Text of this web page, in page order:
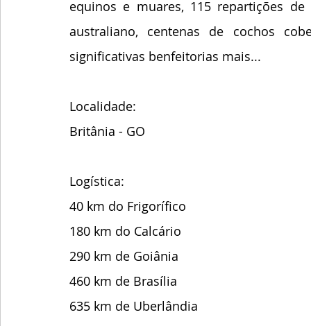
equinos e muares, 115 repartições
australiano, centenas de cochos
significativas benfeitorias mais...
Localidade:
Britânia - GO
Logística:
40 km do Frigorífico
180 km do Calcário
290 km de Goiânia
460 km de Brasília
635 km de Uberlândia